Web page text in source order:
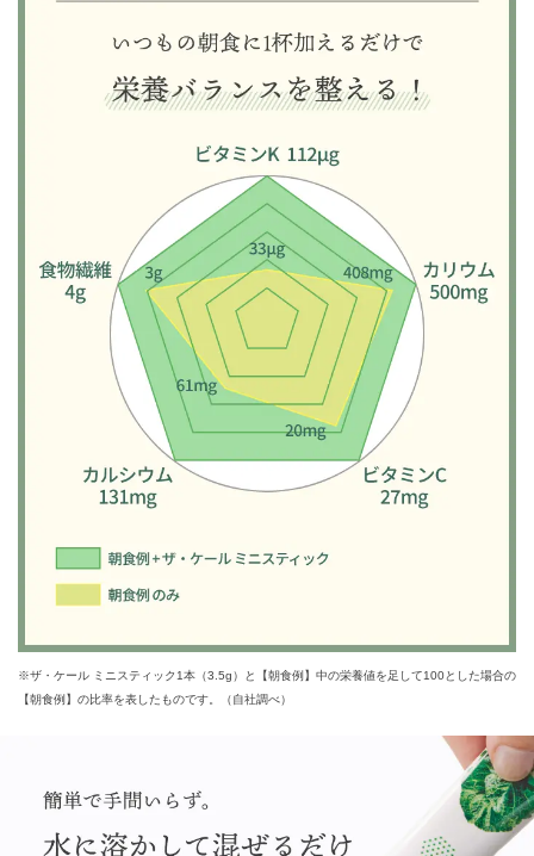
※ザ・ケール ミニスティック1本（3.5g）と【朝食例】中の栄養値を足して100とした場合の
【朝食例】の比率を表したものです。（自社調べ）